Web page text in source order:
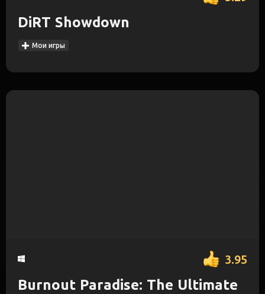
DiRT Showdown
Мои игры
3.95
Burnout Paradise: The Ultimate